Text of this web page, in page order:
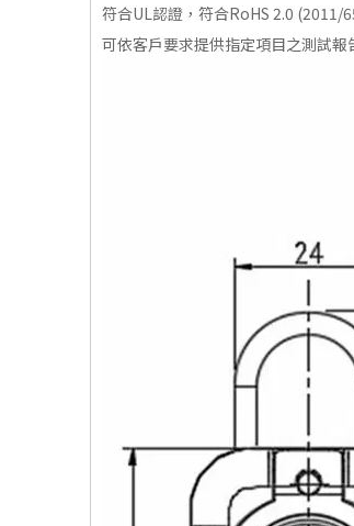
符合UL認證，符合RoHS 2.0 (2011/
可依客戶要求提供指定項目之測試報